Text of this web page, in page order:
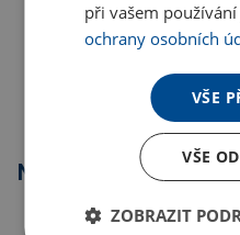
Kopírovat odkaz
Nejprodávanější
při vašem
ochrany osobních
VŠE
VŠE
ZOBRAZIT